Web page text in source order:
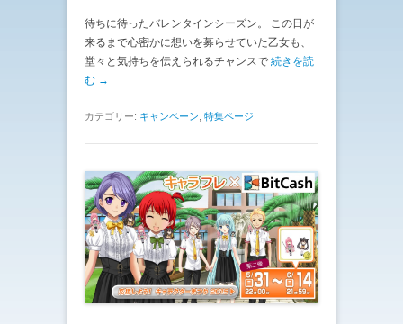
待ちに待ったバレンタインシーズン。 この日が
来るまで心密かに想いを募らせていた乙女も、
堂々と気持ちを伝えられるチャンスで 続きを読
む →
カテゴリー: キャンペーン 特集ページ